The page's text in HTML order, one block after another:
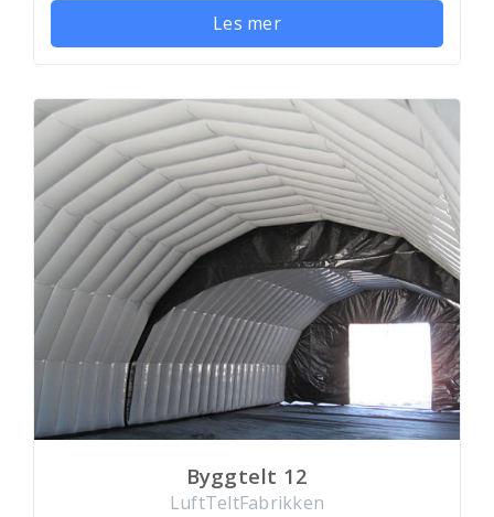
Les mer
Byggtelt 12
LuftTeltFabrikken